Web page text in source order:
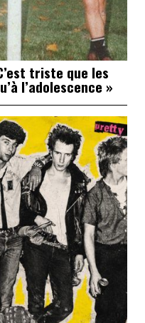
triste que les
l’adolescence »